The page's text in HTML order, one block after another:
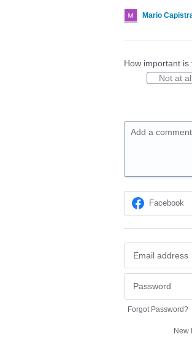
Mario
How important is
Not at all
Add a
Facebook
Forgot Password?
New